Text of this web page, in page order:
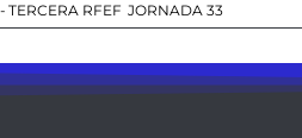
TERCERA RFEF JORNADA 33